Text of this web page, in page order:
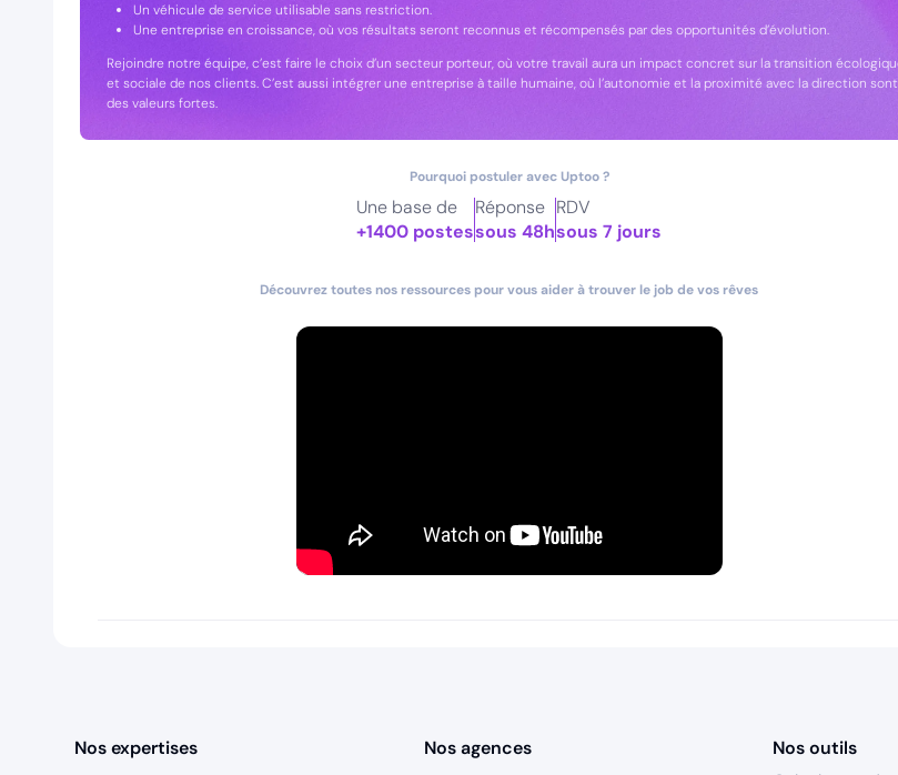
Un véhicule de service utilisable sans restriction.
Une entreprise en croissance, où vos résultats seront reconnus et récompensés par des opportunités d’évolution.
Rejoindre notre équipe, c’est faire le choix d’un secteur porteur, où votre travail aura un impact concret sur la transition
et sociale de nos clients. C’est aussi intégrer une entreprise à taille humaine, où l’autonomie et la proximité avec la direction sont
des valeurs fortes.
Pourquoi postuler avec Uptoo ?
Une base de
+1400 postes
Réponse
sous 48h
RDV
sous 7 jours
Découvrez toutes nos ressources pour vous aider à trouver le job de vos rêves
Nos expertises
Nos agences
Nos outils